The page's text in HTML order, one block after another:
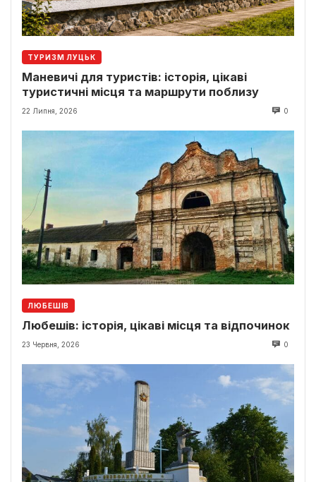
ТУРИЗМ ЛУЦЬК
Маневичі для туристів: історія, цікаві
туристичні місця та маршрути поблизу
22 Липня, 2026 0
ЛЮБЕШІВ
Любешів: історія, цікаві місця та відпочинок
23 Червня, 2026 0